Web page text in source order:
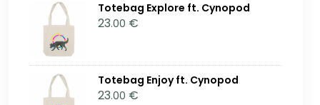
Totebag Explore ft. Cynopod
23.00 €
Totebag Enjoy ft. Cynopod
23.00 €